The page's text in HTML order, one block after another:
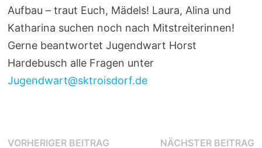
Aufbau – traut Euch, Mädels! Laura, Alina und
Katharina suchen noch nach Mitstreiterinnen!
Gerne beantwortet Jugendwart Horst
Hardebusch alle Fragen unter
Jugendwart@sktroisdorf.de
VORHERIGER BEITRAGVorheriger NÄCHSTER BEITRAG